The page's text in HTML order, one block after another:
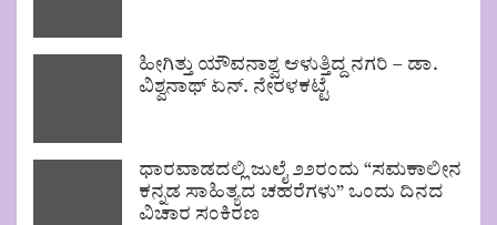
ಹೀಗಿತ್ತು ಯೌವನಾಶ್ವ ಆಳುತ್ತಿದ್ದ ನಗರಿ – ಡಾ.
ವಿಶ್ವನಾಥ್ ಏನ್. ನೇರಳಕಟ್ಟೆ
ಧಾರವಾಡದಲ್ಲಿ ಜುಲೈ ೨೨ರಂದು “ಸಮಕಾಲೀನ
ಕನ್ನಡ ಸಾಹಿತ್ಯದ ಚಹರೆಗಳು” ಒಂದು ದಿನದ
ವಿಚಾರ ಸಂಕಿರಣ